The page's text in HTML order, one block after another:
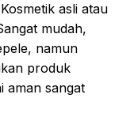
asli atau
mudah,
namun
produk
aman sangat